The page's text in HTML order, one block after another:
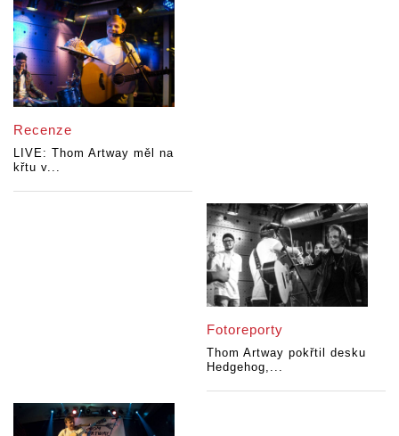
Recenze
LIVE: Thom Artway měl na
křtu v...
Fotoreporty
Thom Artway pokřtil desku
Hedgehog,...